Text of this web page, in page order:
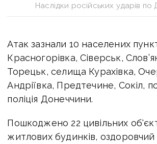
Наслідки російських ударів по
Атак зазнали 10 населених
Красногорівка, Сіверськ,
Торецьк, селища Курахівка,
Андріївка, Предтечине, Сокіл,
поліція Донеччини.
Пошкоджено 22 цивільних
житлових будинків, оздоровчий